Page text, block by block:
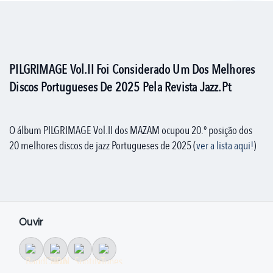
PILGRIMAGE Vol.II Foi Considerado Um Dos Melhores
Discos Portugueses De 2025 Pela Revista Jazz.pt
O álbum PILGRIMAGE Vol.II dos MAZAM ocupou 20.º posição dos
20 melhores discos de jazz Portugueses de 2025 (ver a lista aqui!)
Ouvir